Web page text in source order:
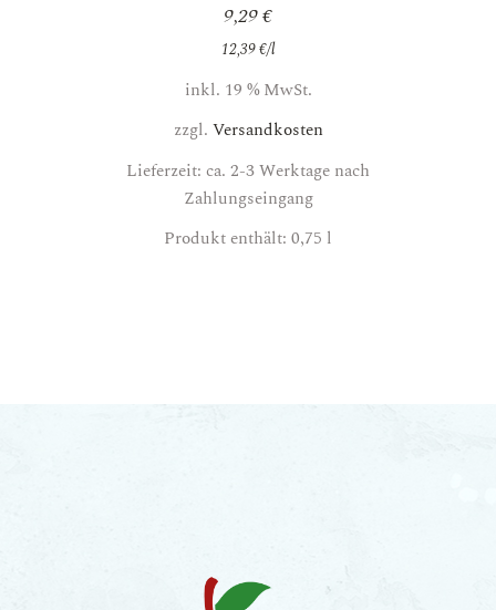
9,29€
12,39€/l
inkl. 19 % MwSt.
zzgl. Versandkosten
Lieferzeit: ca. 2-3 Werktage nach
Zahlungseingang
Produkt enthält: 0,75 l